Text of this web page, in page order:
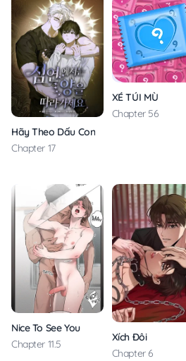
Hãy Theo Dấu Con Cừu Trong Vực Thẳm
Chapter 17
XÉ TÚI MÙ
Chapter 56
Nice To See You
Chapter 11.5
Xích Đôi
Chapter 6